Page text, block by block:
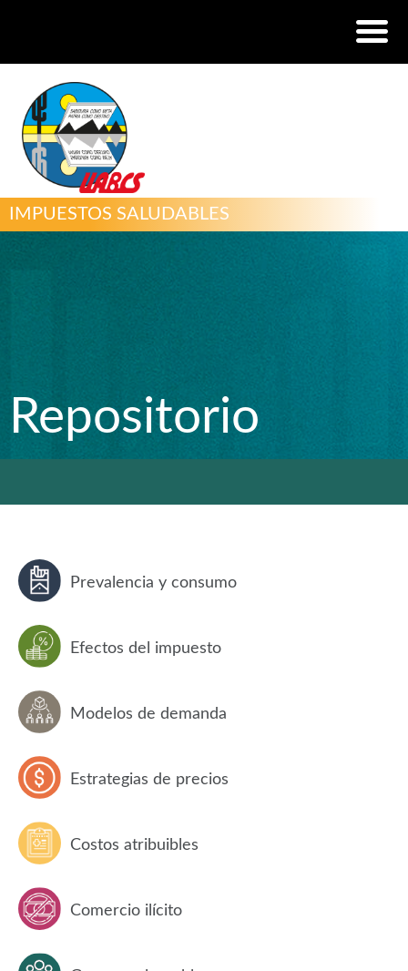
IMPUESTOS SALUDABLES
Repositorio
Prevalencia y consumo
Efectos del impuesto
Modelos de demanda
Estrategias de precios
Costos atribuibles
Comercio ilícito